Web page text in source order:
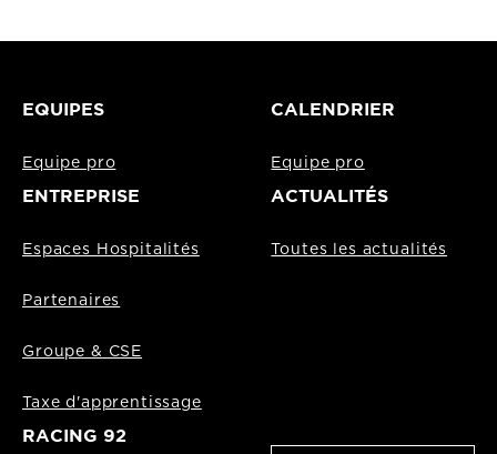
EQUIPES
Equipe pro
CALENDRIER
Equipe pro
ENTREPRISE
Espaces Hospitalités
Partenaires
Groupe & CSE
Taxe d'apprentissage
ACTUALITÉS
Toutes les actualités
RACING 92